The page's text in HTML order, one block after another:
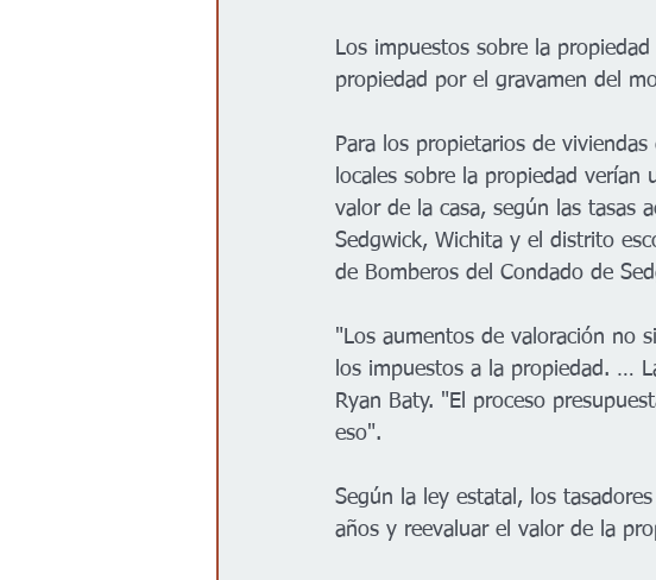
Los impuestos sobre la
propiedad por el gravamen del
Para los propietarios de
locales sobre la propiedad
valor de la casa, según las tasas
Sedgwick, Wichita y el distrito
de Bomberos del Condado de
"Los aumentos de valoración no
los impuestos a la propiedad. …
Ryan Baty. "El proceso
eso".
Según la ley estatal, los
años y reevaluar el valor de la